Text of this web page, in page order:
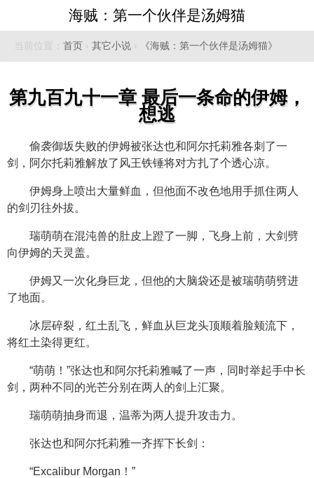
海贼：第一个伙伴是汤姆猫
当前位置： 首页 › 其它小说 › 《海贼：第一个伙伴是汤姆猫》
第九百九十一章 最后一条命的伊姆，
想逃
偷袭御坂失败的伊姆被张达也和阿尔托莉雅各刺了一
剑，阿尔托莉雅解放了风王铁锤将对方扎了个透心凉。
伊姆身上喷出大量鲜血，但他面不改色地用手抓住两人
的剑刃往外拔。
瑞萌萌在混沌兽的肚皮上蹬了一脚，飞身上前，大剑劈
向伊姆的天灵盖。
伊姆又一次化身巨龙，但他的大脑袋还是被瑞萌萌劈进
了地面。
冰层碎裂，红土乱飞，鲜血从巨龙头顶顺着脸颊流下，
将红土染得更红。
“萌萌！”张达也和阿尔托莉雅喊了一声，同时举起手中长
剑，两种不同的光芒分别在两人的剑上汇聚。
瑞萌萌抽身而退，温蒂为两人提升攻击力。
张达也和阿尔托莉雅一齐挥下长剑：
“Excalibur Morgan！”